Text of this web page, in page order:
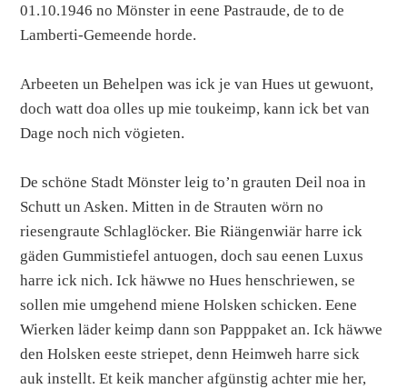
01.10.1946 no Mönster in eene Pastraude, de to de
Lamberti-Gemeende horde.
Arbeeten un Behelpen was ick je van Hues ut gewuont,
doch watt doa olles up mie toukeimp, kann ick bet van
Dage noch nich vögieten.
De schöne Stadt Mönster leig to’n grauten Deil noa in
Schutt un Asken. Mitten in de Strauten wörn no
riesengraute Schlaglöcker. Bie Riängenwiär harre ick
gäden Gummistiefel antuogen, doch sau eenen Luxus
harre ick nich. Ick häwwe no Hues henschriewen, se
sollen mie umgehend miene Holsken schicken. Eene
Wierken läder keimp dann son Papppaket an. Ick häwwe
den Holsken eeste striepet, denn Heimweh harre sick
auk instellt. Et keik mancher afgünstig achter mie her,